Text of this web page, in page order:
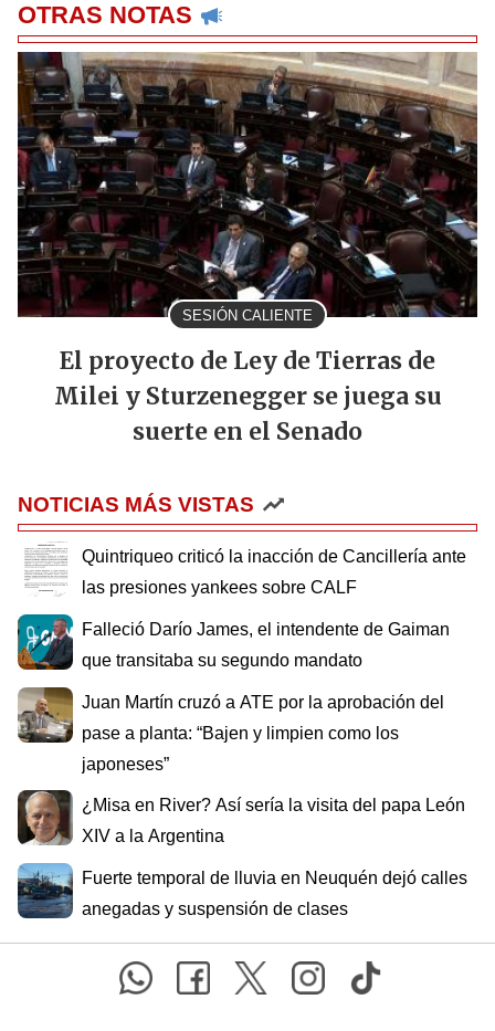
OTRAS NOTAS
SESIÓN CALIENTE
El proyecto de Ley de Tierras de
Milei y Sturzenegger se juega su
suerte en el Senado
NOTICIAS MÁS VISTAS
Quintriqueo criticó la inacción de Cancillería ante
las presiones yankees sobre CALF
Falleció Darío James, el intendente de Gaiman
que transitaba su segundo mandato
Juan Martín cruzó a ATE por la aprobación del
pase a planta: “Bajen y limpien como los
japoneses”
¿Misa en River? Así sería la visita del papa León
XIV a la Argentina
Fuerte temporal de lluvia en Neuquén dejó calles
anegadas y suspensión de clases